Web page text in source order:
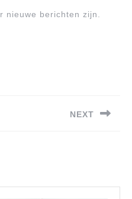
nieuwe berichten zijn.
NEXT